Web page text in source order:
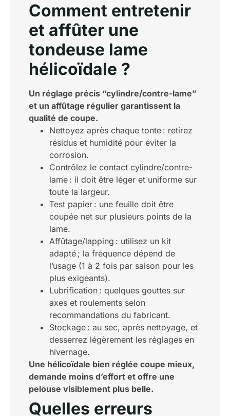
Comment entretenir
et affûter une
tondeuse lame
hélicoïdale ?
Un réglage précis “cylindre/contre-lame”
et un affûtage régulier garantissent la
qualité de coupe.
Nettoyez après chaque tonte : retirez
résidus et humidité pour éviter la
corrosion.
Contrôlez le contact cylindre/contre-
lame : il doit être léger et uniforme sur
toute la largeur.
Test papier : une feuille doit être
coupée net sur plusieurs points de la
lame.
Affûtage/lapping : utilisez un kit
adapté ; la fréquence dépend de
l’usage (1 à 2 fois par saison pour les
plus exigeants).
Lubrification : quelques gouttes sur
axes et roulements selon
recommandations du fabricant.
Stockage : au sec, après nettoyage, et
desserrez légèrement les réglages en
hivernage.
Une hélicoïdale bien réglée coupe mieux,
demande moins d’effort et offre une
pelouse visiblement plus belle.
Quelles erreurs